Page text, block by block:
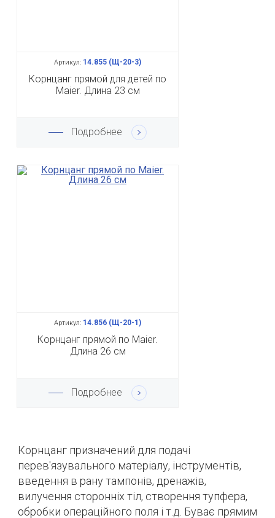
Артикул: 14.855 (Щ-20-3)
Корнцанг прямой для детей по
Maier. Длина 23 см
Подробнее
Артикул: 14.856 (Щ-20-1)
Корнцанг прямой по Maier.
Длина 26 см
Подробнее
Корнцанг призначений для подачі
перев'язувального матеріалу, інструментів,
введення в рану тампонів, дренажів,
вилучення сторонніх тіл, створення тупфера,
обробки операційного поля і т.д. Буває прямим